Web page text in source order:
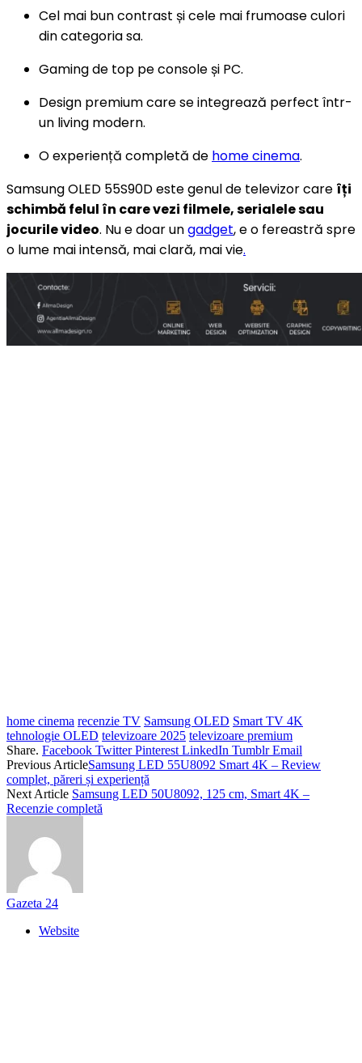
Cel mai bun contrast și cele mai frumoase culori
din categoria sa.
Gaming de top pe console și PC.
Design premium care se integrează perfect într-
un living modern.
O experiență completă de home cinema.
Samsung OLED 55S90D este genul de televizor care îți
schimbă felul în care vezi filmele, serialele sau
jocurile video. Nu e doar ungadget, e o fereastră spre
o lume mai intensă, mai clară, mai vie.
home cinema recenzie TV Samsung OLED Smart TV 4K
tehnologie OLED televizoare 2025 televizoare premium
Share. Facebook Twitter Pinterest LinkedIn Tumblr Email
Previous ArticleSamsung LED 55U8092 Smart 4K – Review
complet, păreri și experiență
Next Article Samsung LED 50U8092, 125 cm, Smart 4K –
Recenzie completă
Gazeta 24
Website